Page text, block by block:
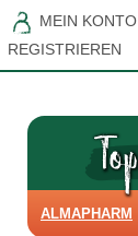
MEIN KONTO
REGISTRIEREN
ALMAPHARM